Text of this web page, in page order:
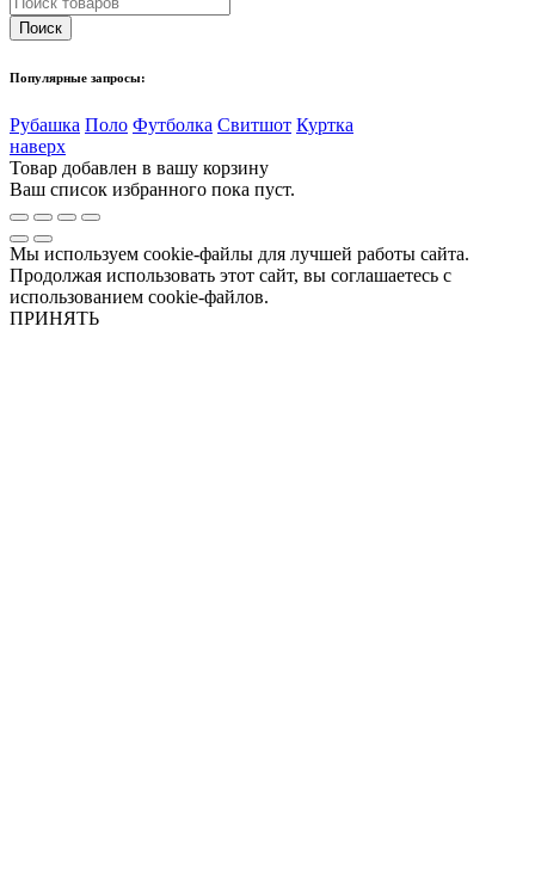
Популярные запросы:
Рубашка Поло Футболка Свитшот Куртка
наверх
Товар добавлен в вашу корзину
Ваш список избранного пока пуст.
Мы используем cookie-файлы для лучшей работы сайта.
Продолжая использовать этот сайт, вы соглашаетесь с
использованием cookie-файлов.
ПРИНЯТЬ